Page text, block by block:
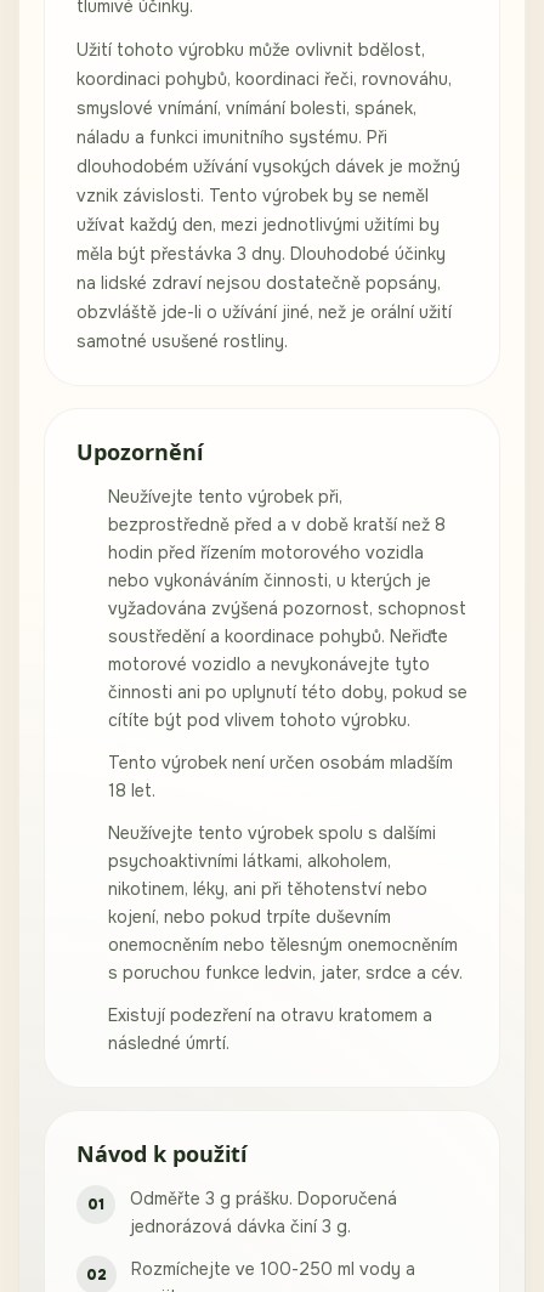
tlumivé účinky.
Užití tohoto výrobku může ovlivnit bdělost,
koordinaci pohybů, koordinaci řeči, rovnováhu,
smyslové vnímání, vnímání bolesti, spánek,
náladu a funkci imunitního systému. Při
dlouhodobém užívání vysokých dávek je možný
vznik závislosti. Tento výrobek by se neměl
užívat každý den, mezi jednotlivými užitími by
měla být přestávka 3 dny. Dlouhodobé účinky
na lidské zdraví nejsou dostatečně popsány,
obzvláště jde-li o užívání jiné, než je orální užití
samotné usušené rostliny.
Upozornění
Neužívejte tento výrobek při,
bezprostředně před a v době kratší než 8
hodin před řízením motorového vozidla
nebo vykonáváním činnosti, u kterých je
vyžadována zvýšená pozornost, schopnost
soustředění a koordinace pohybů. Neřiďte
motorové vozidlo a nevykonávejte tyto
činnosti ani po uplynutí této doby, pokud se
cítíte být pod vlivem tohoto výrobku.
Tento výrobek není určen osobám mladším
18 let.
Neužívejte tento výrobek spolu s dalšími
psychoaktivními látkami, alkoholem,
nikotinem, léky, ani při těhotenství nebo
kojení, nebo pokud trpíte duševním
onemocněním nebo tělesným onemocněním
s poruchou funkce ledvin, jater, srdce a cév.
Existují podezření na otravu kratomem a
následné úmrtí.
Návod k použití
Odměřte 3 g prášku. Doporučená
jednorázová dávka činí 3 g.
Rozmíchejte ve 100-250 ml vody a